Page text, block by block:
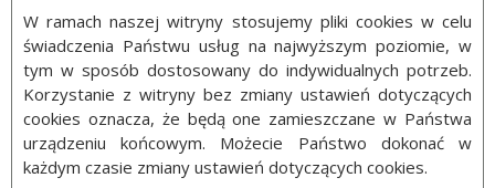
W ramach naszej witryny stosujemy pliki cookies w celu
świadczenia Państwu usług na najwyższym poziomie, w
tym w sposób dostosowany do indywidualnych potrzeb.
Korzystanie z witryny bez zmiany ustawień dotyczących
cookies oznacza, że będą one zamieszczane w Państwa
urządzeniu końcowym. Możecie Państwo dokonać w
każdym czasie zmiany ustawień dotyczących cookies.